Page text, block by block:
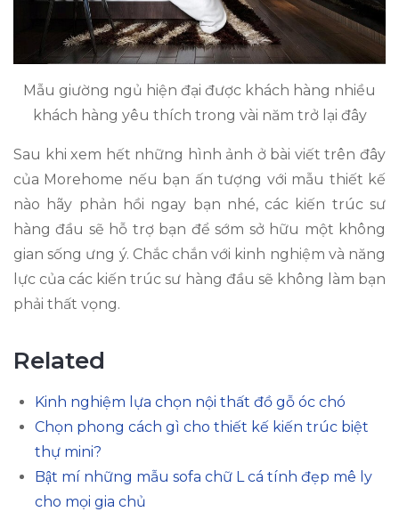
Mẫu giường ngủ hiện đại được khách hàng nhiều
khách hàng yêu thích trong vài năm trở lại đây
Sau khi xem hết những hình ảnh ở bài viết trên đây
của Morehome nếu bạn ấn tượng với mẫu thiết kế
nào hãy phản hồi ngay bạn nhé, các kiến trúc sư
hàng đầu sẽ hỗ trợ bạn để sớm sở hữu một không
gian sống ưng ý. Chắc chắn với kinh nghiệm và năng
lực của các kiến trúc sư hàng đầu sẽ không làm bạn
phải thất vọng.
Related
Kinh nghiệm lựa chọn nội thất đồ gỗ óc chó
Chọn phong cách gì cho thiết kế kiến trúc biệt
thự mini?
Bật mí những mẫu sofa chữ L cá tính đẹp mê ly
cho mọi gia chủ